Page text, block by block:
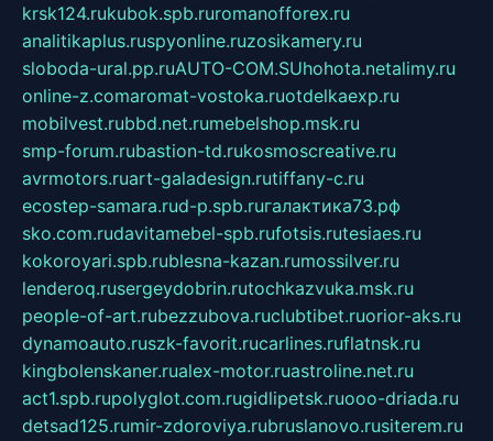
krsk124.rukubok.spb.ruromanofforex.ru
analitikaplus.ruspyonline.ruzosikamery.ru
sloboda-ural.pp.ruAUTO-COM.SUhohota.netalimy.ru
online-z.comaromat-vostoka.ruotdelkaexp.ru
mobilvest.rubbd.net.rumebelshop.msk.ru
smp-forum.rubastion-td.rukosmoscreative.ru
avrmotors.ruart-galadesign.rutiffany-c.ru
ecostep-samara.rud-p.spb.ruгалактика73.рф
sko.com.rudavitamebel-spb.rufotsis.rutesiaes.ru
kokoroyari.spb.rublesna-kazan.rumossilver.ru
lenderoq.rusergeydobrin.rutochkazvuka.msk.ru
people-of-art.rubezzubova.ruclubtibet.ruorior-aks.ru
dynamoauto.ruszk-favorit.rucarlines.ruflatnsk.ru
kingbolenskaner.rualex-motor.ruastroline.net.ru
act1.spb.rupolyglot.com.rugidlipetsk.ruooo-driada.ru
detsad125.rumir-zdoroviya.rubruslanovo.rusiterem.ru